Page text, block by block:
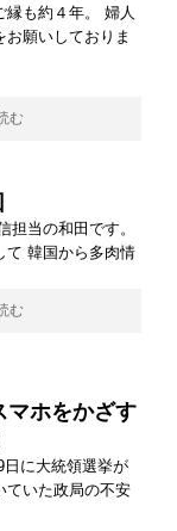
縁も約４年。 婦人
お願いしておりま
む
担当の和田です。
て 韓国から多肉情
む
マホをかざす
に大統領選挙が
ていた政局の不安